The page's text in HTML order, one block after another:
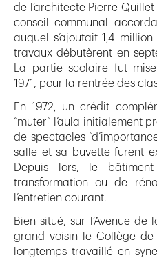
de l’architecte Pierre
conseil communal
auquel s’ajoutait 1,4
travaux débutèrent en
La partie scolaire fut
1971, pour la rentrée des
En 1972, un crédit
“muter” l’aula initialement
de spectacles
salle et sa buvette furent
Depuis lors, le
transformation ou de
l’entretien courant.
Bien situé, sur l’Avenue
grand voisin le Collège
longtemps travaillé en